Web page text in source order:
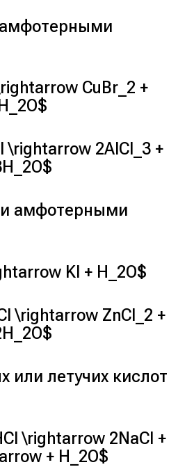
CuBr_2 +
H_2O$
\rightarrow 2AlCl_3 +
амфотерными
KI + H_2O$
\rightarrow ZnCl_2 +
или летучих кислот
\rightarrow 2NaCl +
+ H_2O$